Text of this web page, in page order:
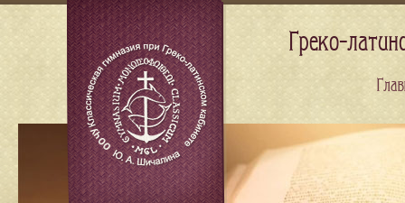
Греко-